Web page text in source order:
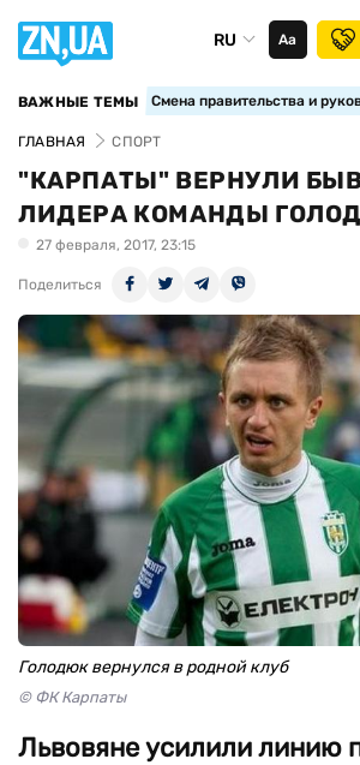
RU Аа
ВАЖНЫЕ ТЕМЫ Смена правительства и
ГЛАВНАЯ СПОРТ
"КАРПАТЫ" ВЕРНУЛИ
ЛИДЕРА КОМАНДЫ
27 февраля, 2017, 23:15
Поделиться
Голодюк вернулся в родной клуб
© ФК Карпаты
Львовяне усилили линию